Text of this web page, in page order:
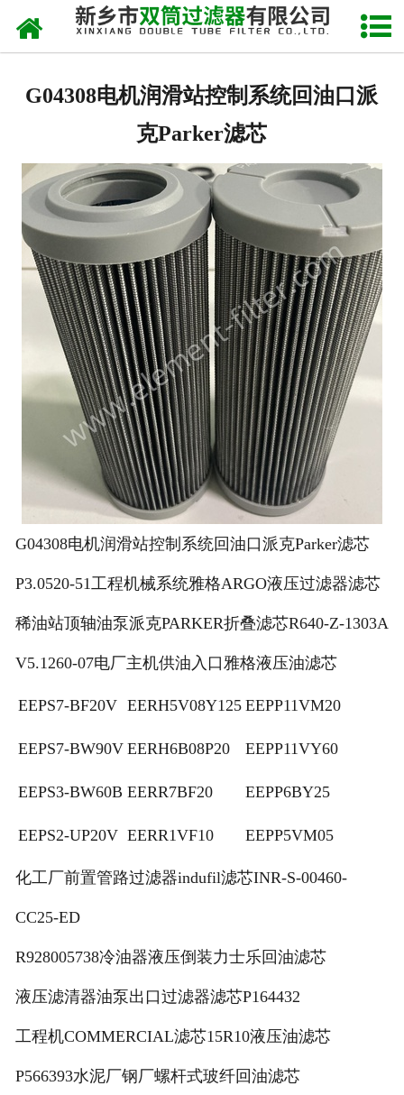
网站首页
新闻中心
产品快讯
在线留言
联系我们
网站地图
G04308电机润滑站控制系统回油口派
克Parker滤芯
G04308电机润滑站控制系统回油口派克Parker滤芯
P3.0520-51工程机械系统雅格ARGO液压过滤器滤芯
稀油站顶轴油泵派克PARKER折叠滤芯R640-Z-1303A
V5.1260-07电厂主机供油入口雅格液压油滤芯
EEPS7-BF20V EERH5V08Y125 EEPP11VM20
EEPS7-BW90V EERH6B08P20 EEPP11VY60
EEPS3-BW60B EERR7BF20 EEPP6BY25
EEPS2-UP20V EERR1VF10 EEPP5VM05
化工厂前置管路过滤器indufil滤芯INR-S-00460-
CC25-ED
R928005738冷油器液压倒装力士乐回油滤芯
液压滤清器油泵出口过滤器滤芯P164432
工程机COMMERCIAL滤芯15R10液压油滤芯
P566393水泥厂钢厂螺杆式玻纤回油滤芯